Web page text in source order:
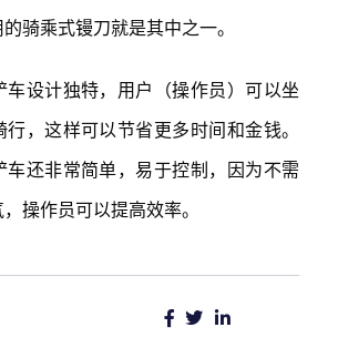
骑乘式镘刀就是其中之一。
车设计独特，用户（操作员）可以坐
，这样可以节省更多时间和金钱。
车还非常简单，易于控制，因为不需
操作员可以提高效率。